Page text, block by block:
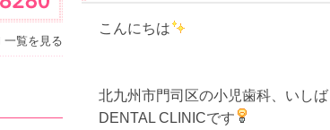
こんにちは
北九州市門司区の小児歯科、いし
DENTAL CLINICです
一覧を見る